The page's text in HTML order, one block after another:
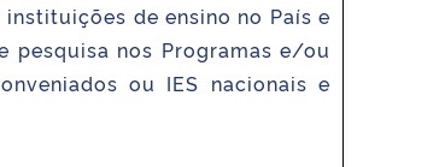
de ensino no País e
pesquisa nos Programas e/ou
ou IES nacionais e